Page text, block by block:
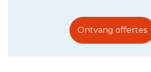
Ontvang offertes